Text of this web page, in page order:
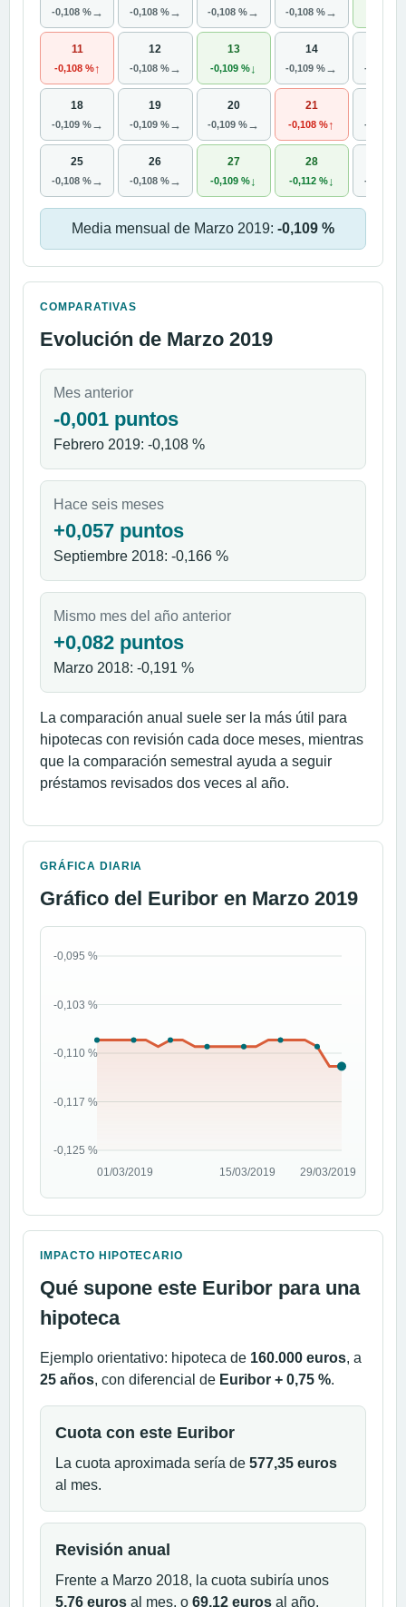
-0,108 %→ -0,108 %→ -0,108 %→ -0,108 %→
11
-0,108 %↑
12
-0,108 %→
13
-0,109 % ↓
14
-0,109 %→ -0,109 %
18
-0,109 %→
19
-0,109 %→
20
-0,109 %→
21
-0,108 %↑ -0,108 %
25
-0,108 %→
26
-0,108 %→
27
-0,109 % ↓
28
-0,112 %↓ -0,112 %
Media mensual de Marzo 2019: -0,109 %
COMPARATIVAS
Evolución de Marzo 2019
Mes anterior
-0,001 puntos
Febrero 2019: -0,108 %
Hace seis meses
+0,057 puntos
Septiembre 2018: -0,166 %
Mismo mes del año anterior
+0,082 puntos
Marzo 2018: -0,191 %
La comparación anual suele ser la más útil para
hipotecas con revisión cada doce meses, mientras
que la comparación semestral ayuda a seguir
préstamos revisados dos veces al año.
GRÁFICA DIARIA
Gráfico del Euribor en Marzo 2019
IMPACTO HIPOTECARIO
Qué supone este Euribor para una
hipoteca
Ejemplo orientativo: hipoteca de 160.000 euros, a
25 años, con diferencial de Euribor + 0,75 %.
Cuota con este Euribor
La cuota aproximada sería de 577,35 euros
al mes.
Revisión anual
Frente a Marzo 2018, la cuota subiría unos
5,76 euros al mes, o 69,12 euros al año.